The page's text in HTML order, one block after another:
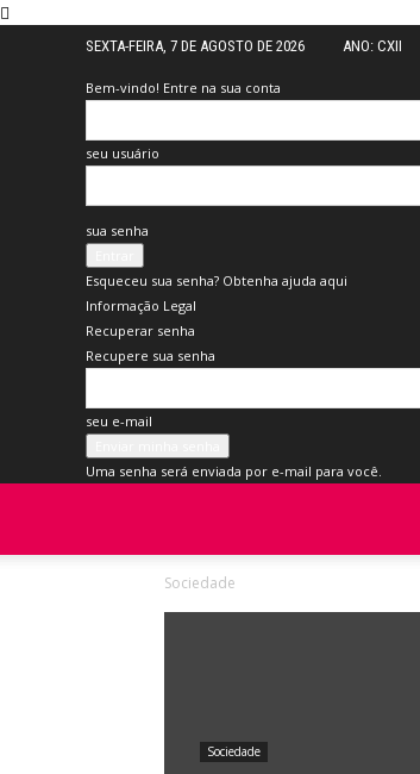
SEXTA-FEIRA, 7 DE AGOSTO DE 2026 ANO: CXII
Bem-vindo! Entre na sua conta
seu usuário
sua senha
Esqueceu sua senha? Obtenha ajuda aqui
Informação Legal
Recuperar senha
Recupere sua senha
seu e-mail
Uma senha será enviada por e-mail para você.
Sociedade
Sociedade